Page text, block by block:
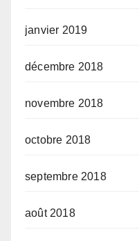
janvier 2019
décembre 2018
novembre 2018
octobre 2018
septembre 2018
août 2018